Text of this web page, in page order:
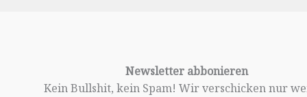
Newsletter abbonieren
Kein Bullshit, kein Spam! Wir verschicken nur